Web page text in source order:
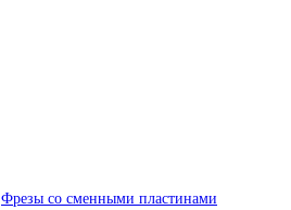
Фрезы со сменными пластинами